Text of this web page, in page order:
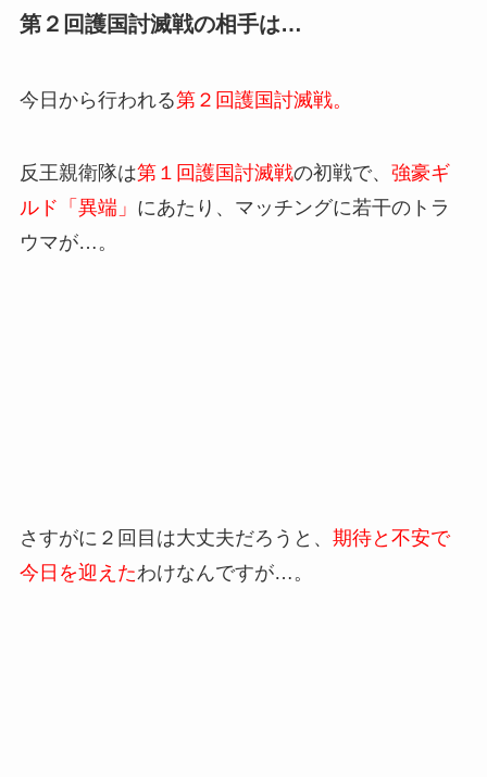
第２回護国討滅戦の相手は…
今日から行われる第２回護国討滅戦。
反王親衛隊は第１回護国討滅戦の初戦で、 強豪ギ
ルド「異端」 にあたり、マッチングに若干のトラ
ウマが…。
さすがに２回目は大丈夫だろうと、 期待と不安で
今日を迎えたわけなんですが…。